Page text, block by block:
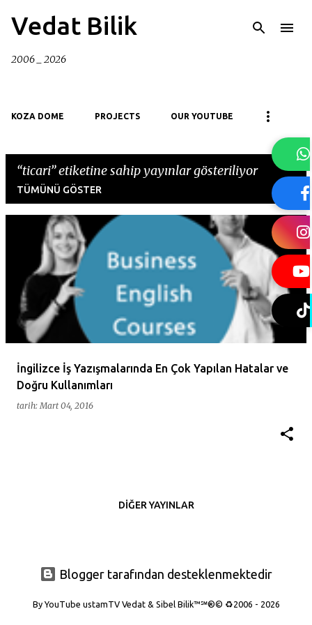
Ana içeriğe atla
Vedat Bilik
2006 _ 2026
KOZA DOME PROJECTS OUR YOUTUBE
ticari etiketine sahip yayınlar gösteriliyor
TÜMÜNÜ GÖSTER
l
İngilizce İş Yazışmalarında En Çok Yapılan Hatalar ve
Doğru Kullanımları
tarih:Mart 04, 2016
DIĞER YAYINLAR
Blogger tarafından desteklenmektedir
By YouTube ustamTV Vedat & Sibel Bilik™℠®© ♻️2006 - 2026